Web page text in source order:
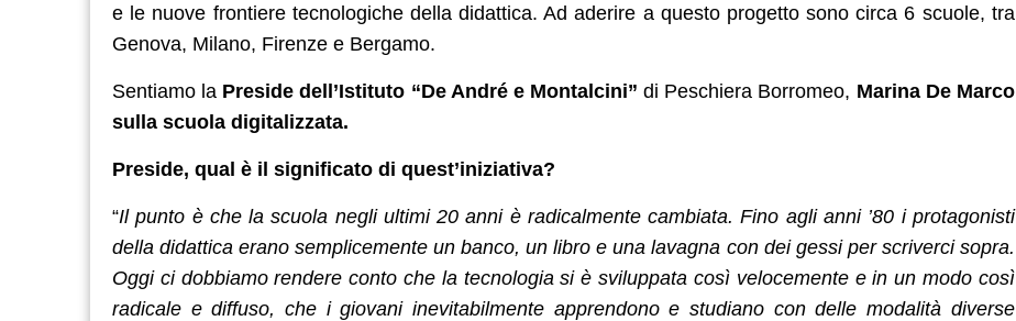
e le nuove frontiere tecnologiche della didattica. Ad aderire a questo progetto sono circa 6 scuole, tra
Genova, Milano, Firenze e Bergamo.
Sentiamo la Preside dell’Istituto “De André e Montalcini” di Peschiera Borromeo, Marina De Marco
sulla scuola digitalizzata.
Preside, qual è il significato di quest’iniziativa?
“Il punto è che la scuola negli ultimi 20 anni è radicalmente cambiata. Fino agli anni ’80 i protagonisti
della didattica erano semplicemente un banco, un libro e una lavagna con dei gessi per scriverci sopra.
Oggi ci dobbiamo rendere conto che la tecnologia si è sviluppata così velocemente e in un modo così
radicale e diffuso, che i giovani inevitabilmente apprendono e studiano con delle modalità diverse